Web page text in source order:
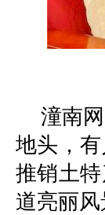
潼南
地头，
推销土
道亮丽风